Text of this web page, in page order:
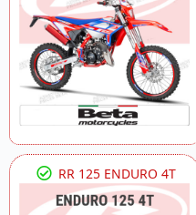
RR 125 ENDURO 4T